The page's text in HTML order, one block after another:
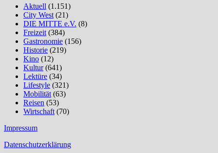
Aktuell (1.151)
City West(21)
DIE MITTE e.V. (8)
Freizeit(384)
Gastronomie (156)
Historie (219)
Kino (12)
Kultur(641)
Lektüre (34)
Lifestyle (321)
Mobilität(63)
Reisen (53)
Wirtschaft(70)
Impressum
Datenschutzerklärung